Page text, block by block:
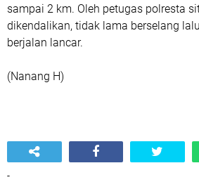
sampai 2 km. Oleh petugas polresta
dikendalikan, tidak lama berselang
berjalan lancar.
(Nanang H)
-